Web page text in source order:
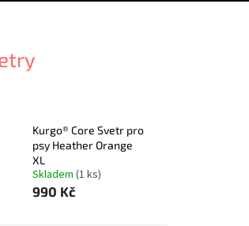
Kurgo® Core Svetr pro
psy Heather Orange
XL
Skladem (1 ks)
990 Kč